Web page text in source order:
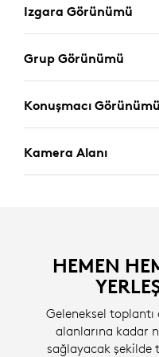
Izgara Görünümü
toplantılar için
katılımcıları ayrı
kamerası benzeri
katılımcılarının
*ekran
Grup Görünümü
Odanın tamamını
Grup Görünümü
Konuşmacı Görünümü
Sunumların
Kamera Alanı
HEMEN
Geleneksel
alanlarına kadar
sağlayacak şekilde